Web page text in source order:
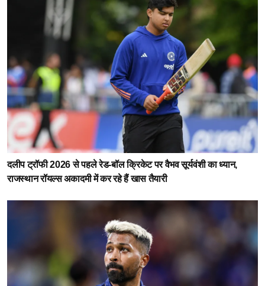
दलीप ट्रॉफी 2026 से पहले रेड-बॉल क्रिकेट पर वैभव सूर्यवंशी का ध्यान,
राजस्थान रॉयल्स अकादमी में कर रहे हैं खास तैयारी